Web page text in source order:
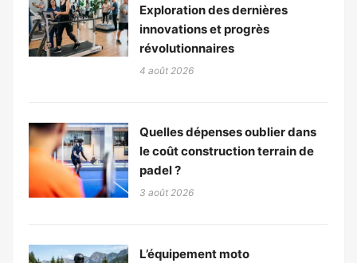
Exploration des dernières
innovations et progrès
révolutionnaires
4 août 2026
Quelles dépenses oublier dans
le coût construction terrain de
padel ?
3 août 2026
L’équipement moto